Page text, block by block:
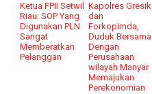
Ketua FPII Setwil
Riau: SOP Yang
Digunakan PLN
Sangat
Memberatkan
Pelanggan
Kapolres Gresik
dan
Forkopimda,
Duduk Bersama
Dengan
Perusahaan
wilayah Manyar
Memajukan
Perekonomian